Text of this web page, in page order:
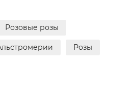
Розовые розы
Розы